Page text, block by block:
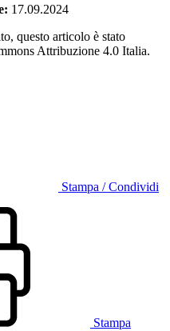
17.09.2024
questo articolo è stato
Attribuzione 4.0 Italia.
Stampa / Condividi
Stampa